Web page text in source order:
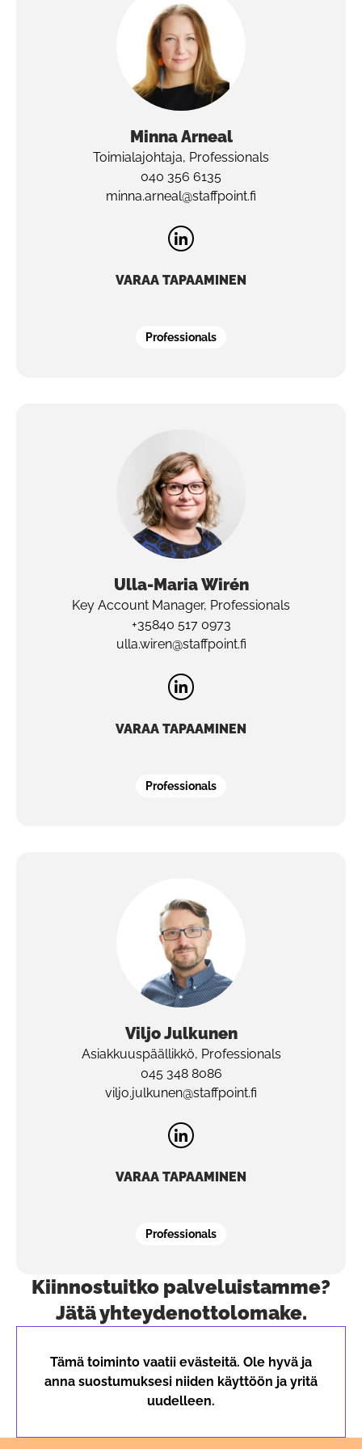
MinnaArneal
Toimialajohtaja, Professionals
040 356 6135
minna.arneal@staffpoint.fi
VARAA TAPAAMINEN
Professionals
Ulla-MariaWirén
Key Account Manager, Professionals
+35840 517 0973
ulla.wiren@staffpoint.fi
VARAA TAPAAMINEN
Professionals
ViljoJulkunen
Asiakkuuspäällikkö, Professionals
045 348 8086
viljo.julkunen@staffpoint.fi
VARAA TAPAAMINEN
Professionals
Kiinnostuitko palveluistamme?
Jätä yhteydenottolomake.
Tämä toiminto vaatii evästeitä. Ole hyvä ja
anna suostumuksesi niiden käyttöön ja yritä
uudelleen.